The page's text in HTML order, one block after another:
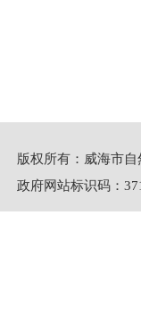
版权所有：威海市
政府网站标识码：